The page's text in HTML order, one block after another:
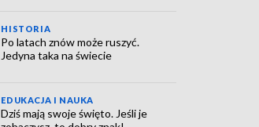
HISTORIA
Po latach znów może ruszyć.
Jedyna taka na świecie
EDUKACJA I NAUKA
Dziś mają swoje święto. Jeśli je